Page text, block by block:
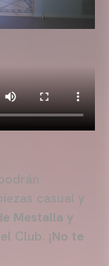
casual y
Mestalla y
Club. ¡No te